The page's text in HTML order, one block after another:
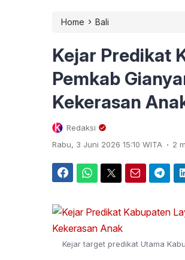
Home › Bali
Kejar Predikat
Pemkab
Kekerasan
Redaksi
Rabu, 3 Juni 2026 15:10 WITA . 2
Kejar target predikat Utama